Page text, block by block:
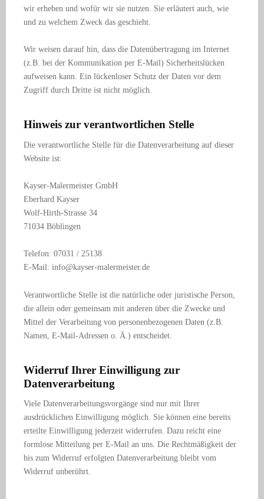
wir erheben und wofür wir sie nutzen. Sie erläutert auch, wie
und zu welchem Zweck das geschieht.
Wir weisen darauf hin, dass die Datenübertragung im Internet
(z.B. bei der Kommunikation per E-Mail) Sicherheitslücken
aufweisen kann. Ein lückenloser Schutz der Daten vor dem
Zugriff durch Dritte ist nicht möglich.
Hinweis zur verantwortlichen Stelle
Die verantwortliche Stelle für die Datenverarbeitung auf dieser
Website ist:
Kayser-Malermeister GmbH
Eberhard Kayser
Wolf-Hirth-Strasse 34
71034 Böblingen
Telefon: 07031 / 25138
E-Mail: info@kayser-malermeister.de
Verantwortliche Stelle ist die natürliche oder juristische Person,
die allein oder gemeinsam mit anderen über die Zwecke und
Mittel der Verarbeitung von personenbezogenen Daten (z.B.
Namen, E-Mail-Adressen o. Ä.) entscheidet.
Widerruf Ihrer Einwilligung zur
Datenverarbeitung
Viele Datenverarbeitungsvorgänge sind nur mit Ihrer
ausdrücklichen Einwilligung möglich. Sie können eine bereits
erteilte Einwilligung jederzeit widerrufen. Dazu reicht eine
formlose Mitteilung per E-Mail an uns. Die Rechtmäßigkeit der
bis zum Widerruf erfolgten Datenverarbeitung bleibt vom
Widerruf unberührt.